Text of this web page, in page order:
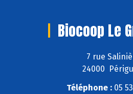
Biocoop Le
7 rue
24000
Téléphone :05 53